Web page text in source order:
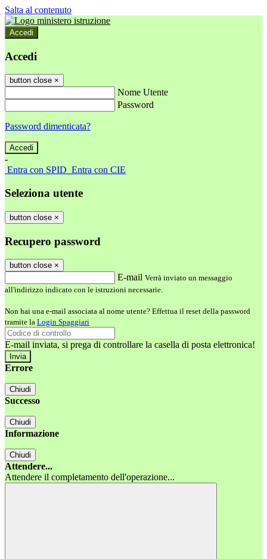
Salta al contenuto
Accedi
Accedi
button close ×
Nome Utente
Password
Password dimenticata?
-
Entra con SPID Entra con CIE
Seleziona utente
button close ×
Recupero password
button close ×
E-mail Verrà inviato un messaggio
all'indirizzo indicato con le istruzioni necessarie.
Non hai una e-mail associata al nome utente? Effettua il reset della password
tramite la Login Spaggiari
E-mail inviata, si prega di controllare la casella di posta elettronica!
Errore
Chiudi
Successo
Chiudi
Informazione
Chiudi
Attendere...
Attendere il completamento dell'operazione...